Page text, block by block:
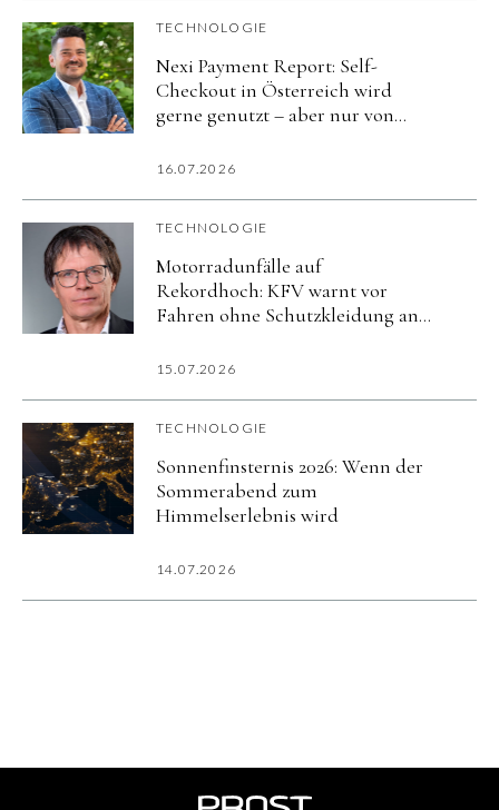
TECHNOLOGIE
Nexi Payment Report: Self-
Checkout in Österreich wird
gerne genutzt – aber nur von
16.07.2026
TECHNOLOGIE
Motorradunfälle auf
Rekordhoch: KFV warnt vor
Fahren ohne Schutzkleidung an
15.07.2026
TECHNOLOGIE
Sonnenfinsternis 2026: Wenn der
Sommerabend zum
Himmelserlebnis wird
14.07.2026